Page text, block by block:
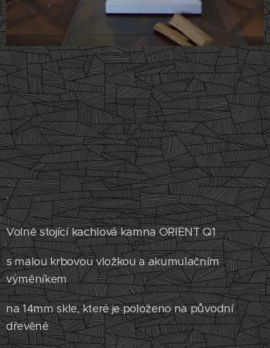
.
Volně stojící kachlová kamna ORIENT Q1
s malou krbovou vložkou a akumulačním
výměníkem
na 14mm skle, které je položeno na původní
dřevěné